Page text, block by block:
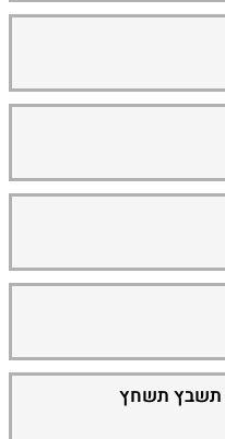
תשבץ תשחץ